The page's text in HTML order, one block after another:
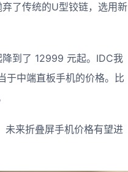
了传统的U型铰链，选用新
到了 12999 元起。IDC我
于中端直板手机的价格。比
未来折叠屏手机价格有望进